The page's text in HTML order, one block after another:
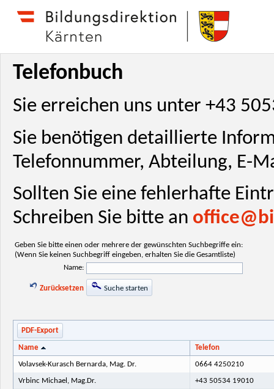
Telefonbuch
Sie erreichen uns unter +43
Sie benötigen detaillierte
Telefonnummer, Abteilung, E-
Sollten Sie eine fehlerhafte
Schreiben Sie bitte an
Geben Sie bitte einen oder mehrere der gewünschten Suchbegriffe ein:
(Wenn Sie keinen Suchbegriff eingeben, erhalten Sie die Gesamtliste)
Name:
Zurücksetzen Suche starten
PDF-Export
Name Telefon
Volavsek-Kurasch Bernarda, Mag. Dr. 0664 4250210
Vrbinc Michael, Mag.Dr. +43 50534 19010